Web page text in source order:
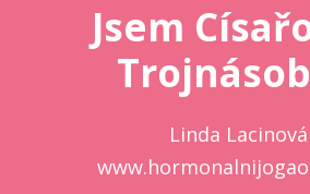
Jsem
Linda